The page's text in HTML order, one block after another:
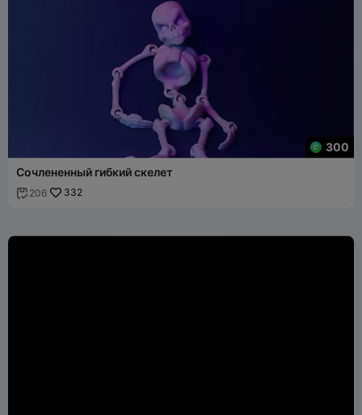
300
Сочлененный гибкий скелет
 206 332